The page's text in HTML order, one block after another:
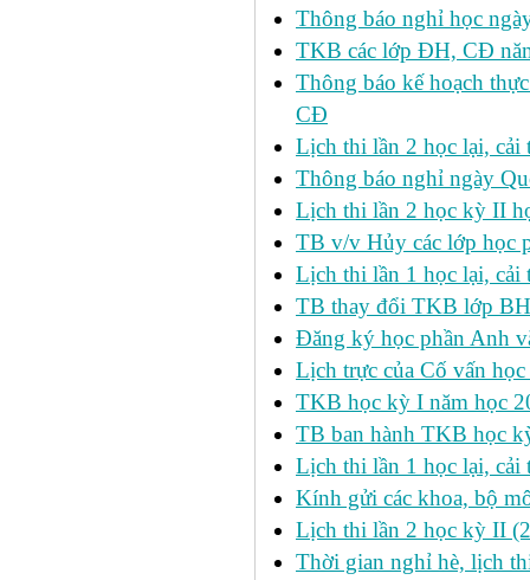
Thông báo nghỉ học
TKB các lớp ĐH, CĐ
Thông báo kế hoạch
CĐ
Lịch thi lần 2 học lại, cải
Thông báo nghỉ ngày
Lịch thi lần 2 học kỳ II
TB v/v Hủy các lớp học
Lịch thi lần 1 học lại, cải
TB thay đổi TKB lớp
Đăng ký học phần Anh
Lịch trực của Cố vấn học
TKB học kỳ I năm học
TB ban hành TKB học
Lịch thi lần 1 học lại, cải
Kính gửi các khoa, bộ
Lịch thi lần 2 học kỳ II
Thời gian nghỉ hè, lịch